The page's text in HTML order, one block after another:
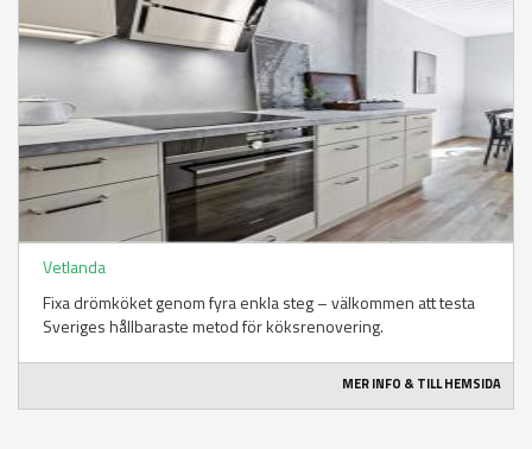
Vetlanda
Fixa drömköket genom fyra enkla steg – välkommen att testa
Sveriges hållbaraste metod för köksrenovering.
MER INFO & TILL HEMSIDA